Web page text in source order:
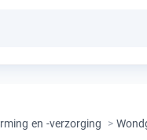
en -verzorging >